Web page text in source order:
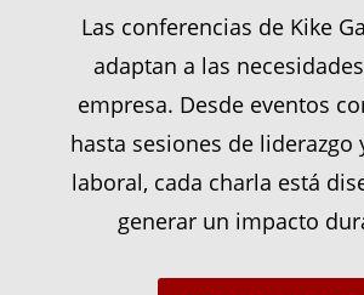
Las conferencias de Kike
adaptan a las
empresa. Desde eventos
hasta sesiones de liderazgo
laboral, cada charla está
generar un impacto